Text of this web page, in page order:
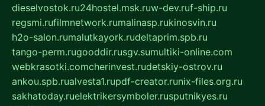
dieselvostok.ru24hostel.msk.ruw-dev.ruf-ship.ru
regsmi.rufilmnetwork.rumalinasp.rukinosvin.ru
h2o-salon.rumalutkayork.rudeltaprim.spb.ru
tango-perm.rugooddir.rusgv.sumultiki-online.com
webkrasotki.comcherinvest.rudetskiy-ostrov.ru
ankou.spb.rualvesta1.rupdf-creator.runix-files.org.ru
sakhatoday.ruelektrikersymboler.rusputnikyes.ru